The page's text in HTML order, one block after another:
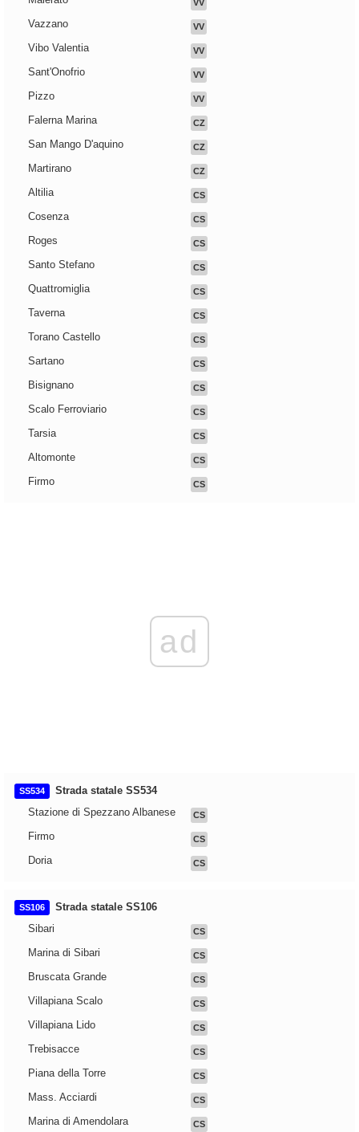
VV
Vazzano VV
Vibo Valentia VV
Sant'Onofrio VV
Pizzo VV
Falerna Marina CZ
San Mango D'aquino CZ
Martirano CZ
Altilia CS
Cosenza CS
Roges CS
Santo Stefano CS
Quattromiglia CS
Taverna CS
Torano Castello CS
Sartano CS
Bisignano CS
Scalo Ferroviario CS
Tarsia CS
Altomonte CS
Firmo CS
ad
SS534
Strada statale SS534
Stazione di Spezzano Albanese
CS
Firmo CS
Doria CS
SS106
Strada statale SS106
Sibari
CS
Marina di Sibari CS
Bruscata Grande CS
Villapiana Scalo CS
Villapiana Lido CS
Trebisacce CS
Piana della Torre CS
Mass. Acciardi CS
Marina di Amendolara CS